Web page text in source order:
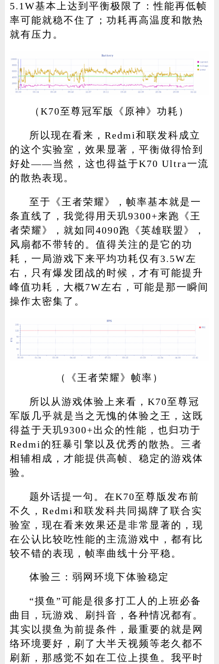
5.1W基本上达到平衡极限了：性能再低帧
率可能就稳不住了；功耗再高温度和散热
就有压力。
（K70至尊冠军版《原神》功耗）
所以现在看来，Redmi和联发科成立
的这个实验室，效果显著，平衡做得恰到
好处——当然，这也得益于K70 Ultra一流
的散热表现。
至于《王者荣耀》，帧率基本就是一
条直线了，我觉得用天玑9300+来跑《王
者荣耀》，就如同4090跑《英雄联盟》，
风扇都不带转的。值得关注的是它的功
耗，一局游戏下来平均功耗仅有3.5W左
右，只有爆发团战的时候，才有可能提升
峰值功耗，大概7W左右，可能是那一瞬间
操作太密集了。
（《王者荣耀》帧率）
所以从游戏体验上来看，K70至尊冠
军版几乎就是当之无愧的体验之王，这既
得益于天玑9300+出众的性能，也归功于
Redmi的狂暴引擎以及优秀的散热。三者
相辅相成，才能提供高帧、稳定的游戏体
验。
题外话提一句。在K70至尊版发布前
不久，Redmi和联发科共同揭牌了联合实
验室，现在看来效果还是非常显著的，现
在公认比较吃性能的主流游戏中，都有比
较不错的表现，帧率曲线十分平稳。
体验三：弱网环境下体验稳定
“摸鱼”可能是很多打工人的上班必备
曲目，玩游戏、刷抖音，各种情况都有。
其实以摸鱼为前提条件，最重要的就是网
络环境要好，刷了大半天视频等老久都不
刷新，那感觉不如在工位上摸鱼。我平时